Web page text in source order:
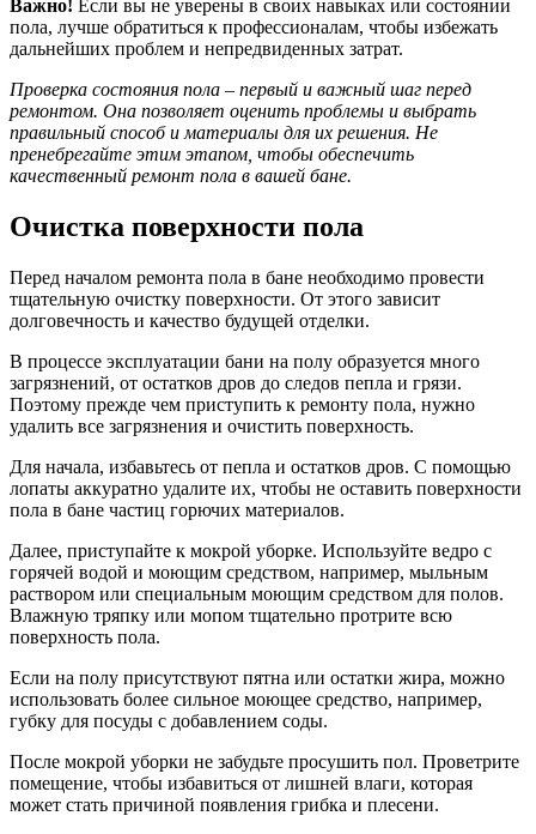
Важно! Если вы не уверены в своих навыках или состоянии
пола, лучше обратиться к профессионалам, чтобы избежать
дальнейших проблем и непредвиденных затрат.
Проверка состояния пола – первый и важный шаг перед
ремонтом. Она позволяет оценить проблемы и выбрать
правильный способ и материалы для их решения. Не
пренебрегайте этим этапом, чтобы обеспечить
качественный ремонт пола в вашей бане.
Очистка поверхности пола
Перед началом ремонта пола в бане необходимо провести
тщательную очистку поверхности. От этого зависит
долговечность и качество будущей отделки.
В процессе эксплуатации бани на полу образуется много
загрязнений, от остатков дров до следов пепла и грязи.
Поэтому прежде чем приступить к ремонту пола, нужно
удалить все загрязнения и очистить поверхность.
Для начала, избавьтесь от пепла и остатков дров. С помощью
лопаты аккуратно удалите их, чтобы не оставить поверхности
пола в бане частиц горючих материалов.
Далее, приступайте к мокрой уборке. Используйте ведро с
горячей водой и моющим средством, например, мыльным
раствором или специальным моющим средством для полов.
Влажную тряпку или мопом тщательно протрите всю
поверхность пола.
Если на полу присутствуют пятна или остатки жира, можно
использовать более сильное моющее средство, например,
губку для посуды с добавлением соды.
После мокрой уборки не забудьте просушить пол. Проветрите
помещение, чтобы избавиться от лишней влаги, которая
может стать причиной появления грибка и плесени.